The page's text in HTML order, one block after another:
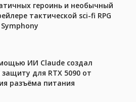
героинь и необычный
тактической sci-fi RPG
ИИ Claude создал
для RTX 5090 от
разъёма питания